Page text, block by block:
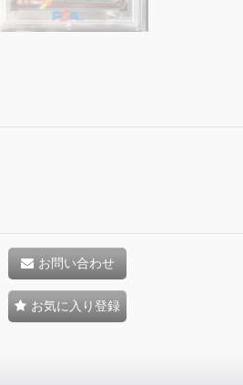
お問い合わせ
お気に入り登録